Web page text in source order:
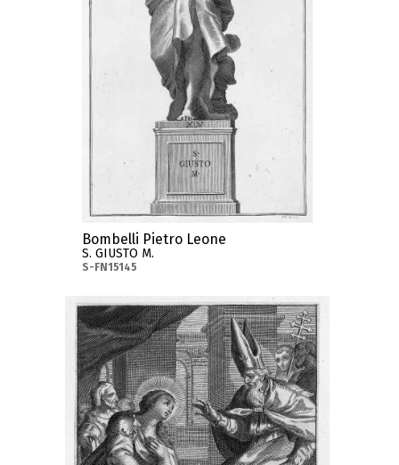
Bombelli Pietro Leone
S. GIUSTO M.
S-FN15145